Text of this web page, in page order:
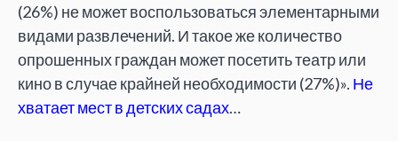
(26%) не может воспользоваться элементарными
видами развлечений. И такое же количество
опрошенных граждан может посетить театр или
кино в случае крайней необходимости (27%)». Не
хватает мест в детских садах…